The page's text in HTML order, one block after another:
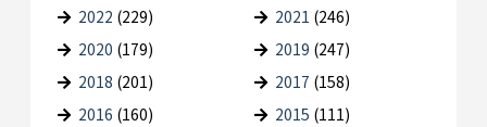
2022 (229) 2021 (246)
2020 (179) 2019 (247)
2018 (201) 2017 (158)
2016 (160) 2015 (111)